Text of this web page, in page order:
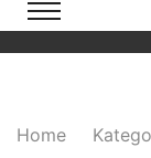
Home